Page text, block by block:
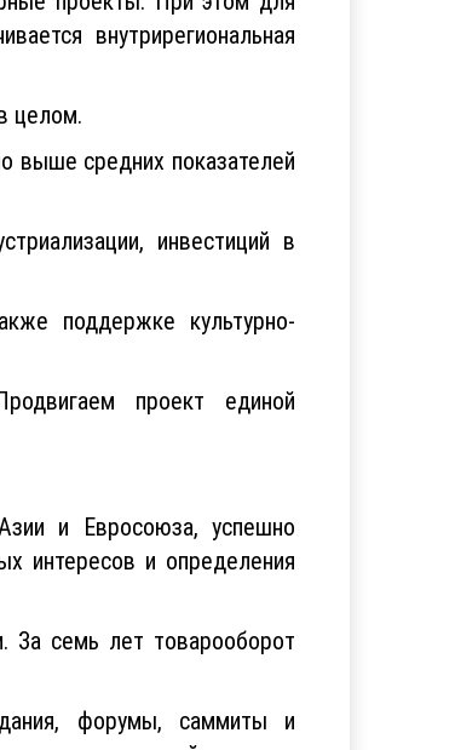
внутрирегиональная
целом.
выше средних показателей
инвестиций в
поддержке культурно-
проект единой
и Евросоюза, успешно
интересов и определения
За семь лет товарооборот
форумы, саммиты и